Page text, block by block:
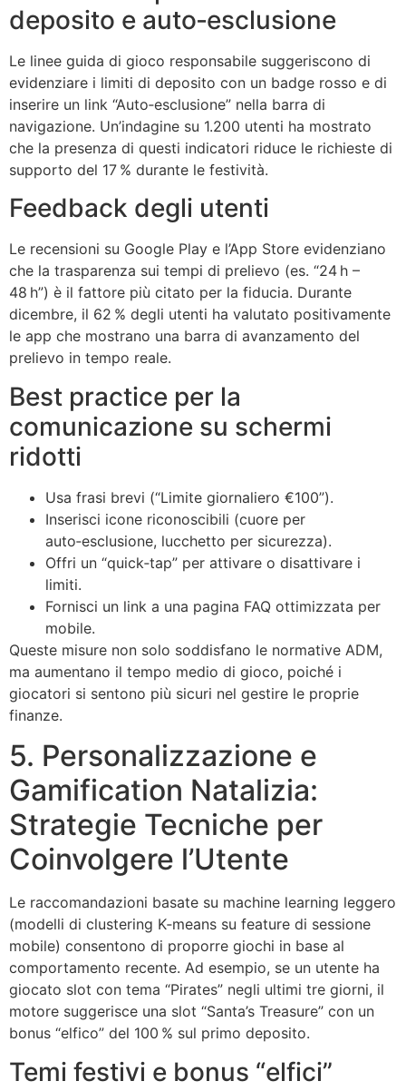
deposito e auto‑esclusione
Le linee guida di gioco responsabile suggeriscono di
evidenziare i limiti di deposito con un badge rosso e di
inserire un link “Auto‑esclusione” nella barra di
navigazione. Un’indagine su 1.200 utenti ha mostrato
che la presenza di questi indicatori riduce le richieste di
supporto del 17 % durante le festività.
Feedback degli utenti
Le recensioni su Google Play e l’App Store evidenziano
che la trasparenza sui tempi di prelievo (es. “24 h –
48 h”) è il fattore più citato per la fiducia. Durante
dicembre, il 62 % degli utenti ha valutato positivamente
le app che mostrano una barra di avanzamento del
prelievo in tempo reale.
Best practice per la
comunicazione su schermi
ridotti
Usa frasi brevi (“Limite giornaliero €100”).
Inserisci icone riconoscibili (cuore per
auto‑esclusione, lucchetto per sicurezza).
Offri un “quick‑tap” per attivare o disattivare i
limiti.
Fornisci un link a una pagina FAQ ottimizzata per
mobile.
Queste misure non solo soddisfano le normative ADM,
ma aumentano il tempo medio di gioco, poiché i
giocatori si sentono più sicuri nel gestire le proprie
finanze.
5. Personalizzazione e
Gamification Natalizia:
Strategie Tecniche per
Coinvolgere l’Utente
Le raccomandazioni basate su machine learning leggero
(modelli di clustering K‑means su feature di sessione
mobile) consentono di proporre giochi in base al
comportamento recente. Ad esempio, se un utente ha
giocato slot con tema “Pirates” negli ultimi tre giorni, il
motore suggerisce una slot “Santa’s Treasure” con un
bonus “elfico” del 100 % sul primo deposito.
Temi festivi e bonus “elfici”